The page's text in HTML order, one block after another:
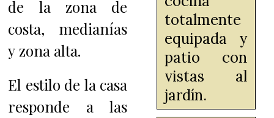
de la zona de
costa, medianías
y zona alta.
El estilo de la casa
responde a las
totalmente
equipada y
patio con
vistas al
jardín.